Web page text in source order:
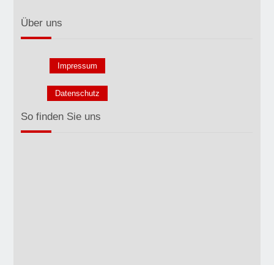
Über uns
Impressum
Datenschutz
So finden Sie uns